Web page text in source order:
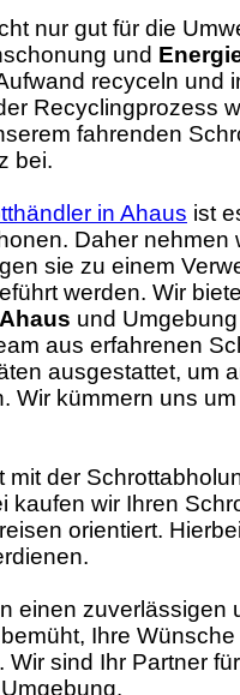
nur gut für die
und
recyceln und
Recyclingprozess
fahrenden
bei.
in Ahaus ist
Daher nehmen
sie zu einem
werden. Wir
und
aus erfahrenen
ausgestattet, um
Wir kümmern uns
der
kaufen wir Ihren
orientiert.
einen zuverlässigen
Ihre
sind Ihr Partner